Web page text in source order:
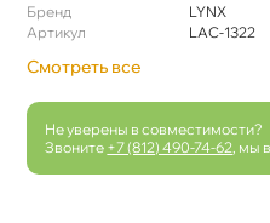
Бренд
LYNX
Артикул
LAC-1322
Смотреть все
Не уверены в совместимости?
Звоните +7 (812) 490-74-62 , мы